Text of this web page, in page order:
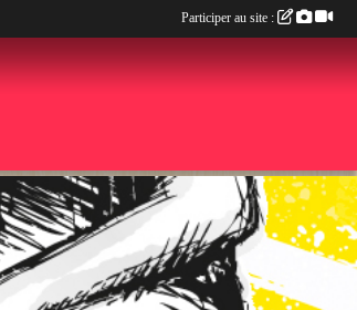
Participer au site :